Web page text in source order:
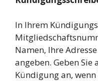
In Ihrem
Namen, Ihre
angeben. Geben
Kündigung an,